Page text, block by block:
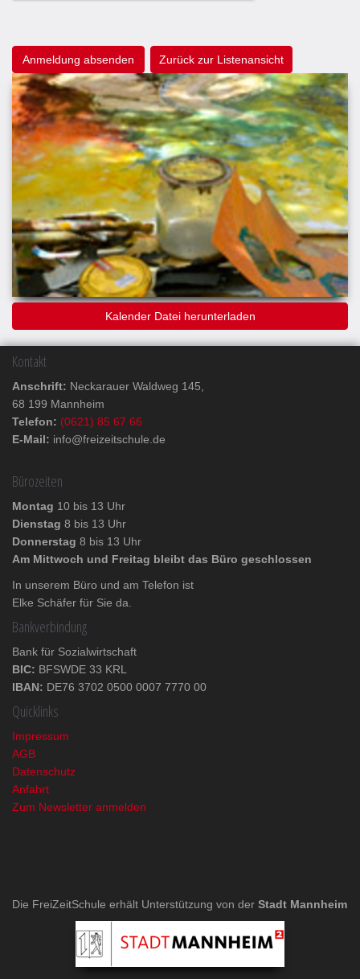
Zurück zur Listenansicht
Kalender Datei herunterladen
Kontakt
Anschrift: Neckarauer Waldweg 145,
68 199 Mannheim
Telefon: (0621) 85 67 66
E-Mail: info@freizeitschule.de
Bürozeiten
Montag 10 bis 13 Uhr
Dienstag 8 bis 13 Uhr
Donnerstag 8 bis 13 Uhr
Am Mittwoch und Freitag bleibt das Büro geschlossen
In unserem Büro und am Telefon ist
Elke Schäfer für Sie da.
Bankverbindung
Bank für Sozialwirtschaft
BIC: BFSWDE 33 KRL
IBAN: DE76 3702 0500 0007 7770 00
Quicklinks
Impressum
AGB
Datenschutz
Anfahrt
Zum Newsletter anmelden
Die FreiZeitSchule erhält Unterstützung von der Stadt Mannheim